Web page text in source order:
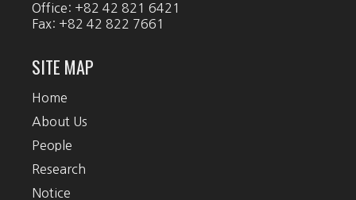
Office: +82 42 821 6421
Fax: +82 42 822 7661
SITE MAP
Home
About Us
People
Research
Notice